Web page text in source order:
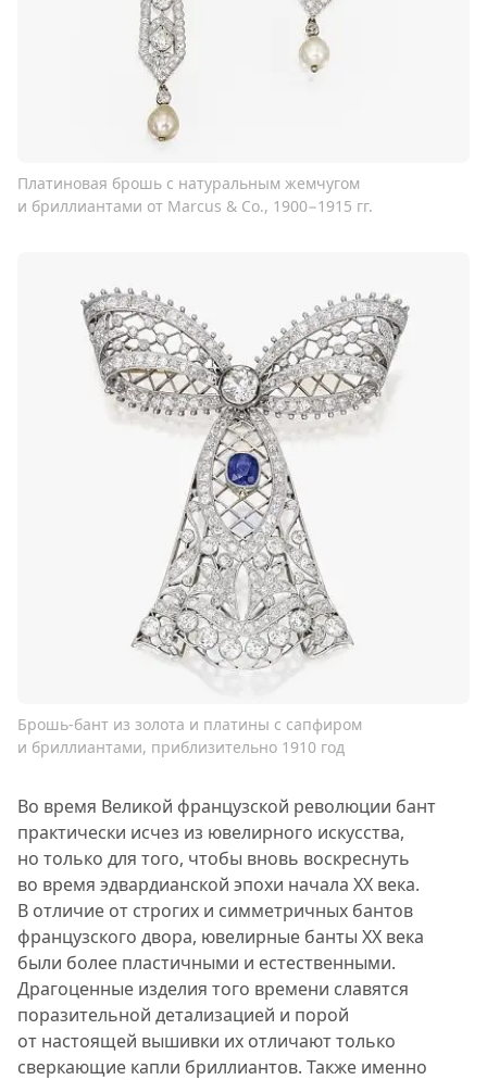
Платиновая брошь с натуральным жемчугом
и бриллиантами от Marcus & Co., 1900−1915 гг.
Брошь-бант из золота и платины с сапфиром
и бриллиантами, приблизительно 1910 год
Во время Великой французской революции бант
практически исчез из ювелирного искусства,
но только для того, чтобы вновь воскреснуть
во время эдвардианской эпохи начала XX века.
В отличие от строгих и симметричных бантов
французского двора, ювелирные банты XX века
были более пластичными и естественными.
Драгоценные изделия того времени славятся
поразительной детализацией и порой
от настоящей вышивки их отличают только
сверкающие капли бриллиантов. Также именно